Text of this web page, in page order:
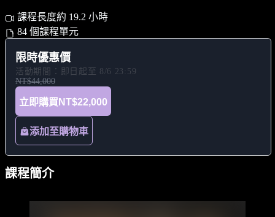
課程長度約 19.2 小時
84 個課程單元
限時優惠價
活動期間：即日起至 8/6 23:59
NT$44,000
立即購買 NT$22,000
添加至購物車
課程簡介